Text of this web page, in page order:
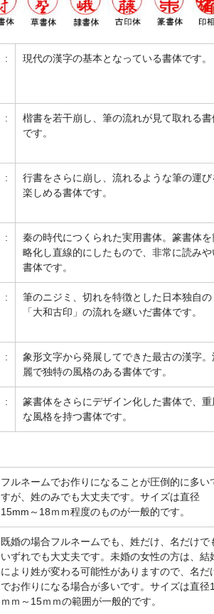
: 現代の漢字の基本となっている書体です。
:
楷書を若干崩し、筆の流れが見て取れる書
です。
:
行書をさらに崩し、流れるような筆の運び
楽しめる書体です。
:
秦の時代につくられた実用書体。篆書体を
略化し直線的にしたもので、非常に読みや
書体です。
:
筆のニジミ、切れを特徴とした日本独自の
「大和古印」の流れを継いだ書体です。
:
象形文字から発展してできた最古の漢字。
麗で独特の風格のある書体です。
:
篆書体をさらにデザイン化した書体で、重
な風格を持つ書体です。
フルネームでお作りになることが圧倒的に多い
すが、姓のみでも大丈夫です。サイズは直径
15mm～18ｍｍ程度のものが一般的です。
既婚の場合フルネームでも、姓だけ、名だけで
いずれでも大丈夫です。未婚の女性の方は、結
により姓が変わる可能性がありますので、名だ
でお作りになる場合が多いです。サイズは直径
ｍｍ～15ｍｍの範囲が一般的です。